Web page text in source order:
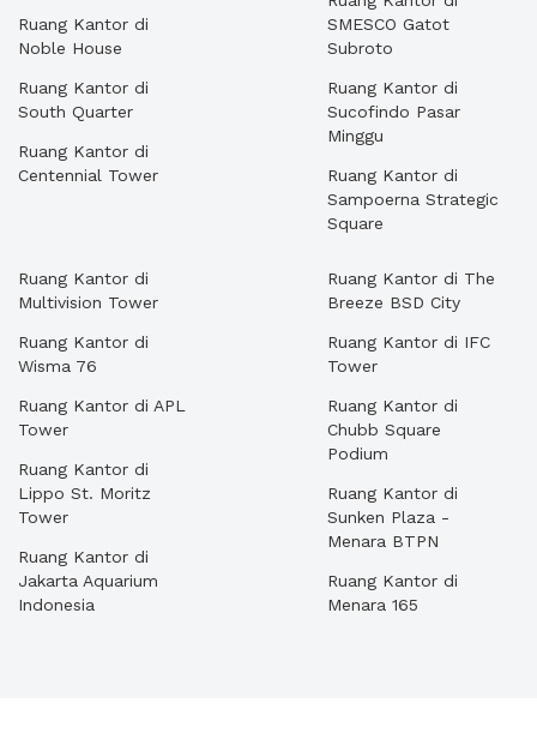
Ruang Kantor di
Noble House
Ruang Kantor di
South Quarter
Ruang Kantor di
Centennial Tower
SMESCO Gatot
Subroto
Ruang Kantor di
Sucofindo Pasar
Minggu
Ruang Kantor di
Sampoerna Strategic
Square
Ruang Kantor di
Multivision Tower
Ruang Kantor di
Wisma 76
Ruang Kantor di APL
Tower
Ruang Kantor di
Lippo St. Moritz
Tower
Ruang Kantor di
Jakarta Aquarium
Indonesia
Ruang Kantor di The
Breeze BSD City
Ruang Kantor di IFC
Tower
Ruang Kantor di
Chubb Square
Podium
Ruang Kantor di
Sunken Plaza -
Menara BTPN
Ruang Kantor di
Menara 165